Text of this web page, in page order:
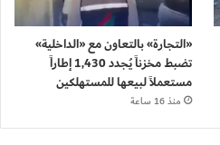
«التجارة» بالتعاون مع «الداخلية»
تضبط مخزناً يُجدد 1,430 إطاراً
مستعملاً لبيعها للمستهلكين
منذ 16 ساعة